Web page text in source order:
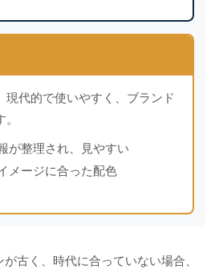
現代的で使いやすく、ブランド
が整理され、見やすい
メージに合った配色
古く、時代に合っていない場合、